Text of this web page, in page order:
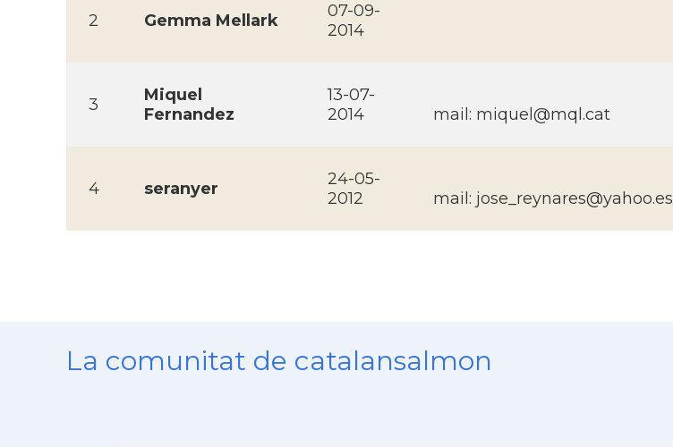
2 Gemma Mellark
07-09-
2014
3
Miquel
Fernandez
13-07-
2014
mail: miquel@mql.cat
4 seranyer
24-05-
2012
mail: jose_reynares@yahoo.es
La comunitat de catalansalmon